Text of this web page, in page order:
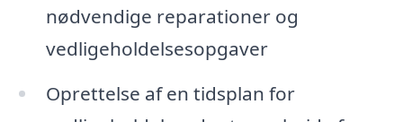
nødvendige reparationer og
vedligeholdelsesopgaver
Oprettelse af en tidsplan for